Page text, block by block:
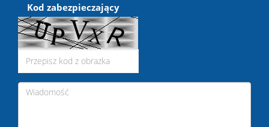
Kod zabezpieczający